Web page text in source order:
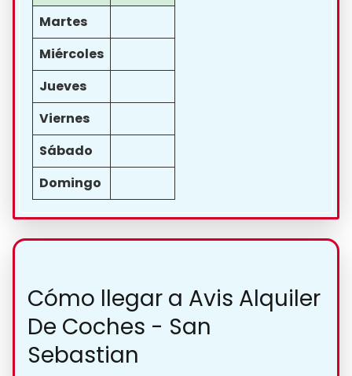
Martes
Miércoles
Jueves
Viernes
Sábado
Domingo
Cómo llegar a Avis Alquiler
De Coches - San
Sebastian